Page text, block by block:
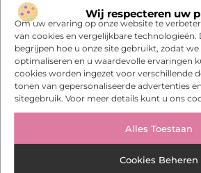
Wij respecteren uw
Om uw ervaring op onze website te
van cookies en vergelijkbare technologieën.
begrijpen hoe u onze site gebruikt, zodat
optimaliseren en u waardevolle ervaringen
cookies worden ingezet voor verschillende
tonen van gepersonaliseerde advertenties
sitegebruik. Voor meer details kunt u ons
Alles Toestaan
Cookies Beheren
POPULAIRE
Recreation / Pets
Aanbiedingen
RECENTE
Registreer nu!